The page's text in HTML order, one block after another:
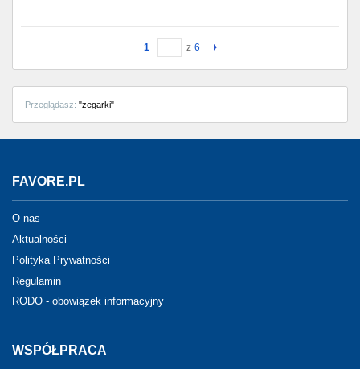
1 z 6
Przeglądasz: "zegarki"
FAVORE.PL
O nas
Aktualności
Polityka Prywatności
Regulamin
RODO - obowiązek informacyjny
WSPÓŁPRACA